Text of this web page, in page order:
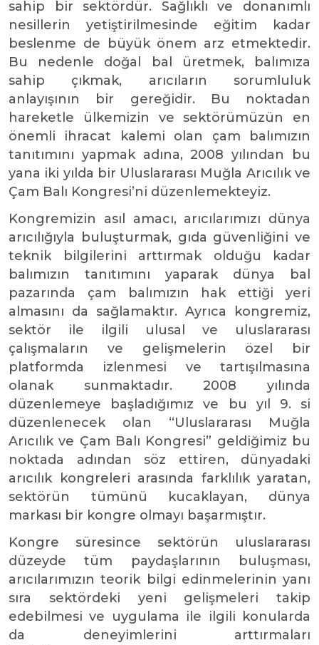
sahip bir sektördür. Sağlıklı ve donanımlı
nesillerin yetiştirilmesinde eğitim kadar
beslenme de büyük önem arz etmektedir.
Bu nedenle doğal bal üretmek, balımıza
sahip çıkmak, arıcıların sorumluluk
anlayışının bir gereğidir. Bu noktadan
hareketle ülkemizin ve sektörümüzün en
önemli ihracat kalemi olan çam balımızın
tanıtımını yapmak adına, 2008 yılından bu
yana iki yılda bir Uluslararası Muğla Arıcılık ve
Çam Balı Kongresi’ni düzenlemekteyiz.
Kongremizin asıl amacı, arıcılarımızı dünya
arıcılığıyla buluşturmak, gıda güvenliğini ve
teknik bilgilerini arttırmak olduğu kadar
balımızın tanıtımını yaparak dünya bal
pazarında çam balımızın hak ettiği yeri
almasını da sağlamaktır. Ayrıca kongremiz,
sektör ile ilgili ulusal ve uluslararası
çalışmaların ve gelişmelerin özel bir
platformda izlenmesi ve tartışılmasına
olanak sunmaktadır. 2008 yılında
düzenlemeye başladığımız ve bu yıl 9. si
düzenlenecek olan “Uluslararası Muğla
Arıcılık ve Çam Balı Kongresi” geldiğimiz bu
noktada adından söz ettiren, dünyadaki
arıcılık kongreleri arasında farklılık yaratan,
sektörün tümünü kucaklayan, dünya
markası bir kongre olmayı başarmıştır.
Kongre süresince sektörün uluslararası
düzeyde tüm paydaşlarının buluşması,
arıcılarımızın teorik bilgi edinmelerinin yanı
sıra sektördeki yeni gelişmeleri takip
edebilmesi ve uygulama ile ilgili konularda
da deneyimlerini arttırmaları